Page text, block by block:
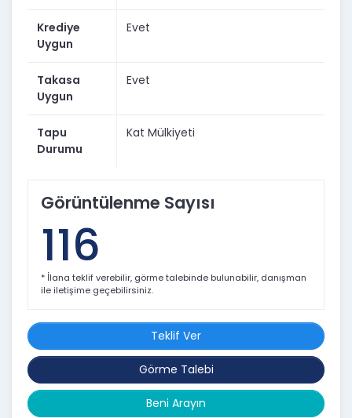
Krediye
Uygun
Evet
Takasa
Uygun
Evet
Tapu
Durumu
Kat Mülkiyeti
Görüntülenme Sayısı
116
* İlana teklif verebilir, görme talebinde bulunabilir, danışman
ile iletişime geçebilirsiniz.
Teklif Ver
Görme Talebi
Beni Arayın